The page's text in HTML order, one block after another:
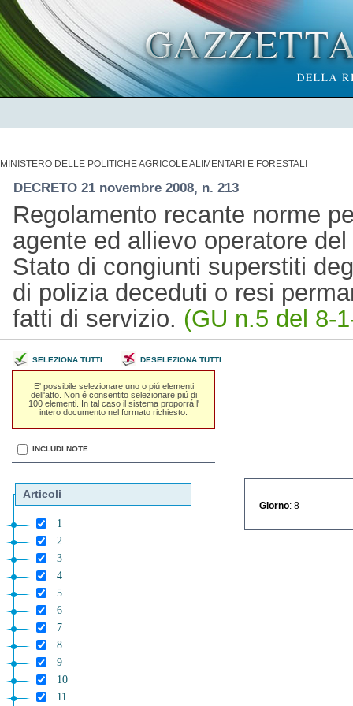
MINISTERO DELLE POLITICHE AGRICOLE ALIMENTARI E FORESTALI
DECRETO 21 novembre 2008, n. 213
Regolamento recante norme
agente ed allievo operatore
Stato di congiunti superstiti
di polizia deceduti o resi
fatti di servizio. (GU n.5 del 8-
SELEZIONA TUTTI DESELEZIONA TUTTI
E' possibile selezionare uno o piú elementi
dell'atto. Non é consentito selezionare piú di
100 elementi. In tal caso il sistema proporrá l'
intero documento nel formato richiesto.
INCLUDI NOTE
Articoli
1
2
3
4
5
6
7
8
9
10
11
Giorno : 8